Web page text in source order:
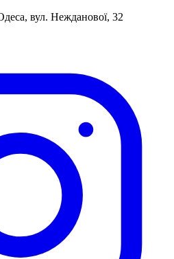
вул. Нежданової, 32